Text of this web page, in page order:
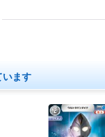
います